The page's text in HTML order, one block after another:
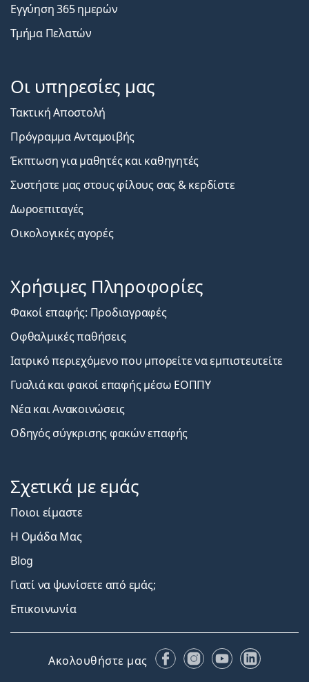
Εγγύηση 365 ημερών
Τμήμα Πελατών
Οι υπηρεσίες μας
Τακτική Αποστολή
Πρόγραμμα Ανταμοιβής
Έκπτωση για μαθητές και καθηγητές
Συστήστε μας στους φίλους σας & κερδίστε
Δωροεπιταγές
Οικολογικές αγορές
Χρήσιμες Πληροφορίες
Φακοί επαφής: Προδιαγραφές
Οφθαλμικές παθήσεις
Ιατρικό περιεχόμενο που μπορείτε να εμπιστευτείτε
Γυαλιά και φακοί επαφής μέσω ΕΟΠΠΥ
Νέα και Ανακοινώσεις
Οδηγός σύγκρισης φακών επαφής
Σχετικά με εμάς
Ποιοι είμαστε
Η Ομάδα Μας
Blog
Γιατί να ψωνίσετε από εμάς;
Επικοινωνία
Ακολουθήστε μας FacebookInstagram
YouTubeLinkedIn